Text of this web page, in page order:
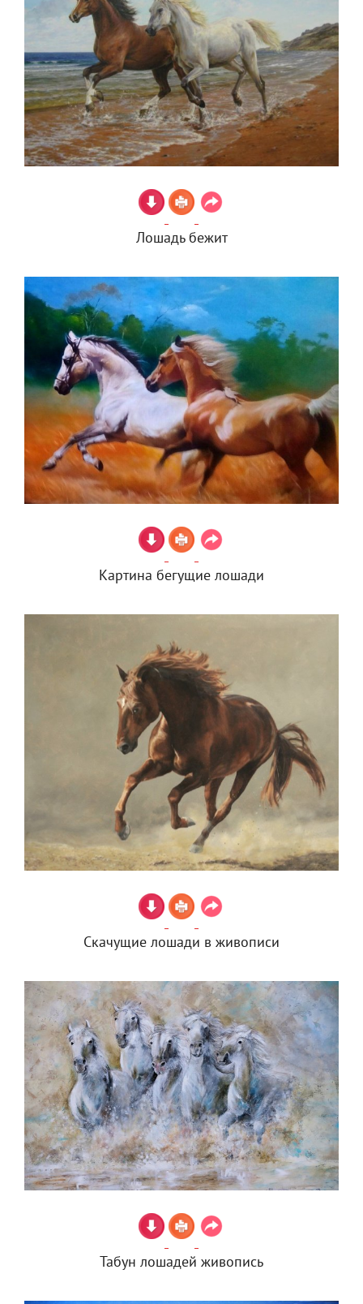
Лошадь бежит
Картина бегущие лошади
Скачущие лошади в живописи
Табун лошадей живопись